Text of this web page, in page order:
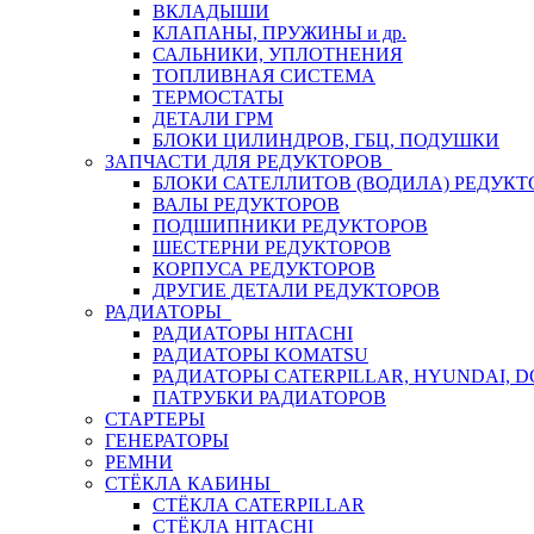
ВКЛАДЫШИ
КЛАПАНЫ, ПРУЖИНЫ и др.
САЛЬНИКИ, УПЛОТНЕНИЯ
ТОПЛИВНАЯ СИСТЕМА
ТЕРМОСТАТЫ
ДЕТАЛИ ГРМ
БЛОКИ ЦИЛИНДРОВ, ГБЦ, ПОДУШКИ
ЗАПЧАСТИ ДЛЯ РЕДУКТОРОВ
БЛОКИ САТЕЛЛИТОВ (ВОДИЛА)
ВАЛЫ РЕДУКТОРОВ
ПОДШИПНИКИ РЕДУКТОРОВ
ШЕСТЕРНИ РЕДУКТОРОВ
КОРПУСА РЕДУКТОРОВ
ДРУГИЕ ДЕТАЛИ РЕДУКТОРОВ
РАДИАТОРЫ
РАДИАТОРЫ HITACHI
РАДИАТОРЫ KOMATSU
РАДИАТОРЫ CATERPILLAR, HYUNDAI,
ПАТРУБКИ РАДИАТОРОВ
СТАРТЕРЫ
ГЕНЕРАТОРЫ
РЕМНИ
СТЁКЛА КАБИНЫ
СТЁКЛА CATERPILLAR
СТЁКЛА HITACHI